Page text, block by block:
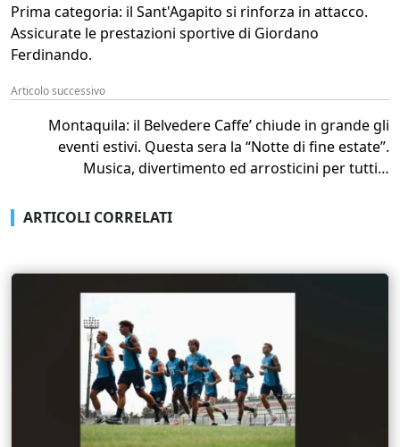
Prima categoria: il Sant'Agapito si rinforza in attacco.
Assicurate le prestazioni sportive di Giordano
Ferdinando.
Articolo successivo
Montaquila: il Belvedere Caffe’ chiude in grande gli
eventi estivi. Questa sera la “Notte di fine estate”.
Musica, divertimento ed arrosticini per tutti…
ARTICOLI CORRELATI